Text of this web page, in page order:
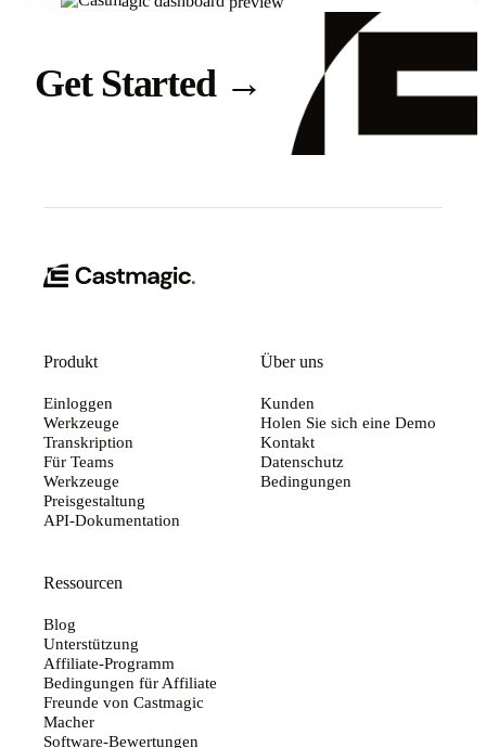
Get Started →
Produkt
Einloggen
Werkzeuge
Transkription
Für Teams
Werkzeuge
Preisgestaltung
API-Dokumentation
Über uns
Kunden
Holen Sie sich eine Demo
Kontakt
Datenschutz
Bedingungen
Ressourcen
Blog
Unterstützung
Affiliate-Programm
Bedingungen für Affiliate
Freunde von Castmagic
Macher
Software-Bewertungen